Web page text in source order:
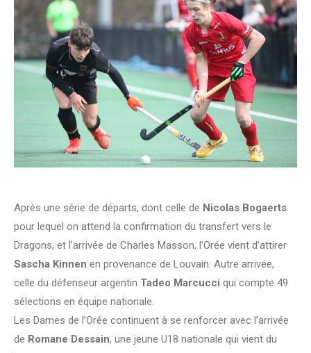
Après une série de départs, dont celle de Nicolas Bogaerts
pour lequel on attend la confirmation du transfert vers le
Dragons, et l’arrivée de Charles Masson, l’Orée vient d’attirer
Sascha Kinnen en provenance de Louvain. Autre arrivée,
celle du défenseur argentin Tadeo Marcucci qui compte 49
sélections en équipe nationale.
Les Dames de l’Orée continuent à se renforcer avec l’arrivée
de Romane Dessain, une jeune U18 nationale qui vient du